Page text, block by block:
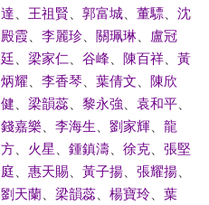
達
王祖賢 郭富城、 董驃、 沈
殿霞、 李麗珍、 關珮琳、
盧冠
廷
梁家仁 谷峰、 陳百祥、 黃
炳耀
李香琴 葉倩文
陳欣
健
梁韻蕊、 黎永強 袁和平、
錢嘉樂
李海生 劉家輝、 龍
方、 火星 鍾鎮濤、 徐克、 張堅
庭
惠天賜、 黃子揚、 張耀揚、
劉天蘭、 梁韻蕊、 楊寶玲、 葉